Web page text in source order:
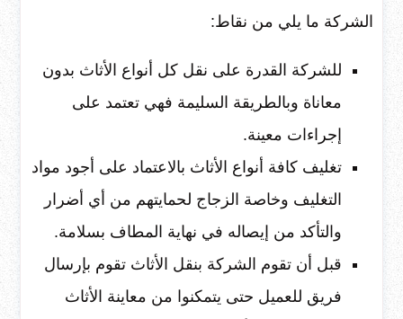
الشركة ما يلي من نقاط:
للشركة القدرة على نقل كل أنواع الأثاث بدون
معاناة وبالطريقة السليمة فهي تعتمد على
إجراءات معينة.
تغليف كافة أنواع الأثاث بالاعتماد على أجود مواد
التغليف وخاصة الزجاج لحمايتهم من أي أضرار
والتأكد من إيصاله في نهاية المطاف بسلامة.
قبل أن تقوم الشركة بنقل الأثاث تقوم بإرسال
فريق للعميل حتى يتمكنوا من معاينة الأثاث